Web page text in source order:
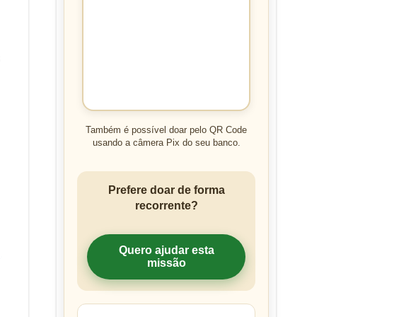
Também é possível doar pelo QR Code
usando a câmera Pix do seu banco.
Prefere doar de forma
recorrente?
Quero ajudar esta
missão